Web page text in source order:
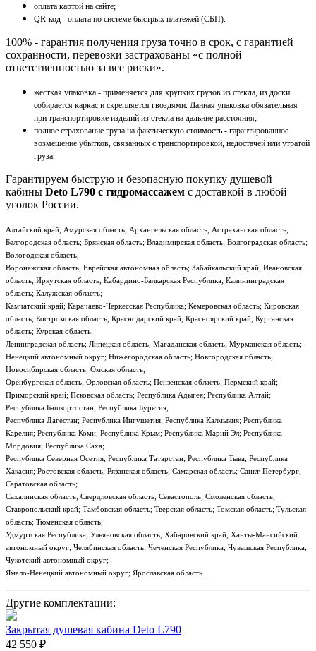
оплата картой на сайте;
QR-код - оплата по системе быстрых платежей (СБП).
100% - гарантия получения груза точно в срок, с гарантией
сохранности, перевозки застрахованы «с полной
ответственностью за все риски».
жесткая упаковка - применяется для хрупких грузов из стекла, из доски
собирается каркас и скрепляется гвоздями. Данная упаковка обязательная
при транспортировке изделий из стекла на дальние расстояния;
полное страхование груза на фактическую стоимость - гарантированное
возмещение убытков, связанных с транспортировкой, недостачей или утратой
груза.
Гарантируем быструю и безопасную покупку душевой
кабины Deto L790 с гидромассажем с доставкой в любой
уголок России.
Алтайский край; Амурская область; Архангельская область; Астраханская область;
Белгородская область; Брянская область; Владимирская область; Волгоградская область;
Вологодская область;
Воронежская область; Еврейская автономная область; Забайкальский край; Ивановская
область; Иркутская область; Кабардино-Балкарская Республика; Калининградская
область; Калужская область;
Камчатский край; Карачаево-Черкесская Республика; Кемеровская область; Кировская
область; Костромская область; Краснодарский край; Красноярский край; Курганская
область; Курская область;
Ленинградская область; Липецкая область; Магаданская область; Мурманская область;
Ненецкий автономный округ; Нижегородская область; Новгородская область;
Новосибирская область; Омская область;
Оренбургская область; Орловская область; Пензенская область; Пермский край;
Приморский край; Псковская область; Республика Адыгея; Республика Алтай;
Республика Башкортостан; Республика Бурятия;
Республика Дагестан; Республика Ингушетия; Республика Калмыкия; Республика
Карелия; Республика Коми; Республика Крым; Республика Марий Эл; Республика
Мордовия; Республика Саха;
Республика Северная Осетия; Республика Татарстан; Республика Тыва; Республика
Хакасия; Ростовская область; Рязанская область; Самарская область; Санкт-Петербург;
Саратовская область;
Сахалинская область; Свердловская область; Севастополь; Смоленская область;
Ставропольский край; Тамбовская область; Тверская область; Томская область; Тульская
область; Тюменская область;
Удмуртская Республика; Ульяновская область; Хабаровский край; Ханты-Мансийский
автономный округ; Челябинская область; Чеченская Республика; Чувашская Республика;
Чукотский автономный округ;
Ямало-Ненецкий автономный округ; Ярославская область.
Другие комплектации:
Закрытая душевая кабина Deto L790
42 550 ₽